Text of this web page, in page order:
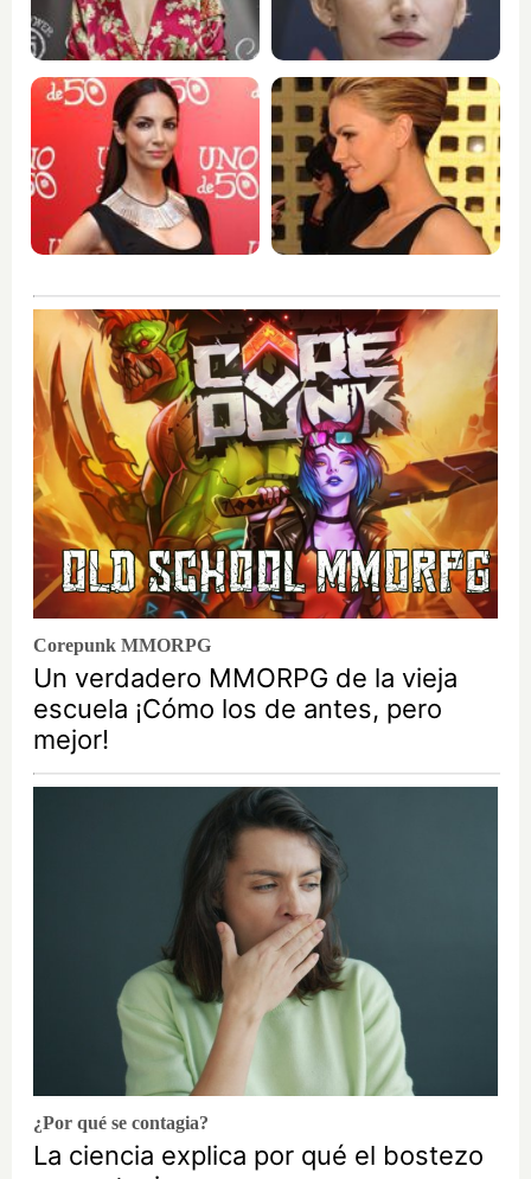
Corepunk MMORPG
Un verdadero MMORPG de la vieja
escuela ¡Cómo los de antes, pero
mejor!
¿Por qué se contagia?
La ciencia explica por qué el bostezo